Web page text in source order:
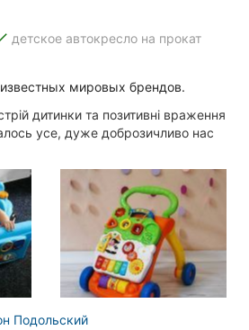
детское автокресло на прокат
мировых брендов.
дитинки та позитивні враження
усе, дуже доброзичливо нас
Подольский